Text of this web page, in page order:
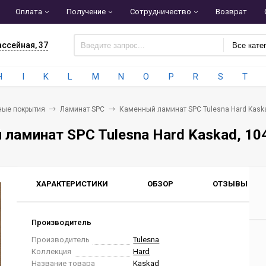
Оплата Получение Сотрудничество Возврат
37 Все
I K L M N O P R S T
покрытия Ламинат SPC Каменный ламинат SPC Tulesna Hard
SPC Tulesna Hard Kaskad,
ХАРАКТЕРИСТИКИ ОБЗОР ОТЗЫВЫ
Производитель
Производитель
Tulesna
Коллекция
Hard
Название товара
Kaskad